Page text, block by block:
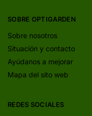
SOBRE OPTIGARDEN
Sobre nosotros
Situación y contacto
Ayúdanos a mejorar
Mapa del sito web
REDES SOCIALES